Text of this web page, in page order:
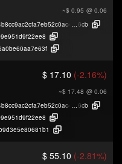
~$ 0.95 @ 0.06
6cb
$ 17.10 (-2.16%)
~$ 17.48 @ 0.06
6cb
$ 55.10 (-2.81%)